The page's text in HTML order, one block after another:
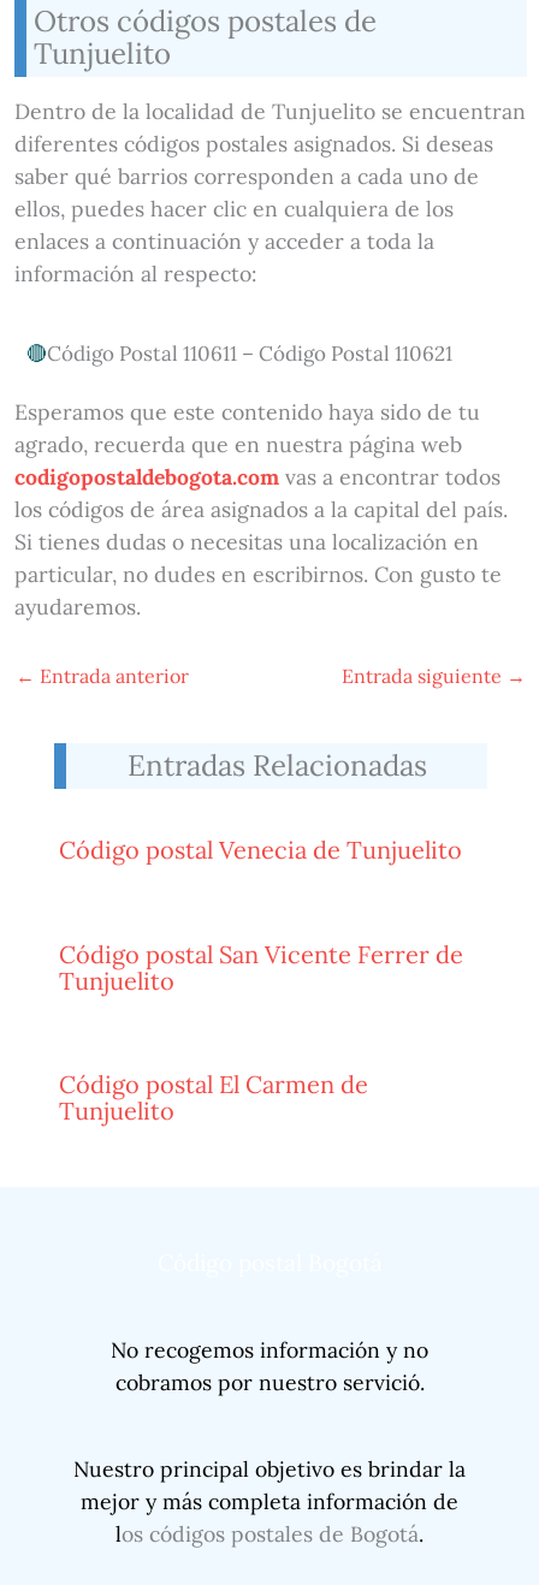
Otros códigos postales de
Tunjuelito
Dentro de la localidad de Tunjuelito se encuentran
diferentes códigos postales asignados. Si deseas
saber qué barrios corresponden a cada uno de
ellos, puedes hacer clic en cualquiera de los
enlaces a continuación y acceder a toda la
información al respecto:
Código Postal 110611 – Código Postal 110621
Esperamos que este contenido haya sido de tu
agrado, recuerda que en nuestra página web
codigopostaldebogota.comvas a encontrar todos
los códigos de área asignados a la capital del país.
Si tienes dudas o necesitas una localización en
particular, no dudes en escribirnos. Con gusto te
ayudaremos.
← Entrada anterior Entrada siguiente →
Entradas Relacionadas
Código postal Venecia de Tunjuelito
Código postal San Vicente Ferrer de
Tunjuelito
Código postal El Carmen de
Tunjuelito
No recogemos información y no
cobramos por nuestro servició.
Nuestro principal objetivo es brindar la
mejor y más completa información de
los códigos postales de Bogotá.